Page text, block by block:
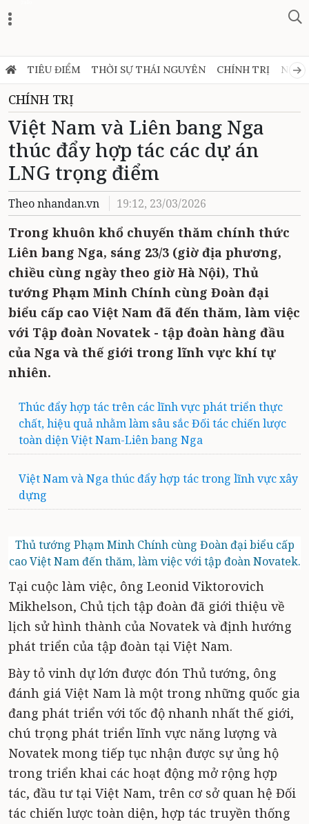
TIÊU ĐIỂM THỜI SỰ THÁI NGUYÊN CHÍNH TRỊ NGHỊ
CHÍNH TRỊ
Việt Nam và Liên bang Nga
thúc đẩy hợp tác các dự án
LNG trọng điểm
Theo nhandan.vn 19:12, 23/03/2026
Trong khuôn khổ chuyến thăm chính thức
Liên bang Nga, sáng 23/3 (giờ địa phương,
chiều cùng ngày theo giờ Hà Nội), Thủ
tướng Phạm Minh Chính cùng Đoàn đại
biểu cấp cao Việt Nam đã đến thăm, làm việc
với Tập đoàn Novatek - tập đoàn hàng đầu
của Nga và thế giới trong lĩnh vực khí tự
nhiên.
Thúc đẩy hợp tác trên các lĩnh vực phát triển thực
chất, hiệu quả nhằm làm sâu sắc Đối tác chiến lược
toàn diện Việt Nam-Liên bang Nga
Việt Nam và Nga thúc đẩy hợp tác trong lĩnh vực xây
dựng
Thủ tướng Phạm Minh Chính cùng Đoàn đại biểu cấp
cao Việt Nam đến thăm, làm việc với tập đoàn Novatek.
Tại cuộc làm việc, ông Leonid Viktorovich
Mikhelson, Chủ tịch tập đoàn đã giới thiệu về
lịch sử hình thành của Novatek và định hướng
phát triển của tập đoàn tại Việt Nam.
Bày tỏ vinh dự lớn được đón Thủ tướng, ông
đánh giá Việt Nam là một trong những quốc gia
đang phát triển với tốc độ nhanh nhất thế giới,
chú trọng phát triển lĩnh vực năng lượng và
Novatek mong tiếp tục nhận được sự ủng hộ
trong triển khai các hoạt động mở rộng hợp
tác, đầu tư tại Việt Nam, trên cơ sở quan hệ Đối
tác chiến lược toàn diện, hợp tác truyền thống